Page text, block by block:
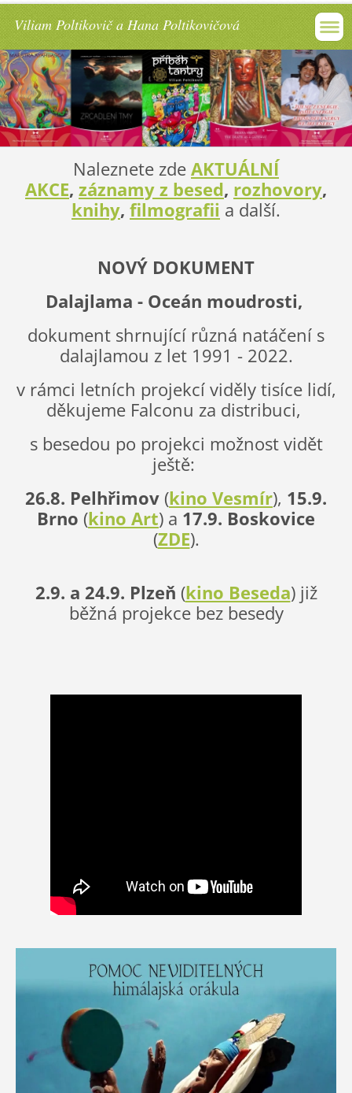
Viliam Poltikovič a Hana Poltikovičová
Naleznete zdeAKTUÁLNÍ
AKCE, záznamy z besed, rozhovory,
knihy, filmografii a další.
NOVÝ DOKUMENT
Dalajlama - Oceán moudrosti,
dokument shrnující různá natáčení s
dalajlamou z let 1991 - 2022.
v rámci letních projekcí viděly tisíce lidí,
děkujeme Falconu za distribuci,
s besedou po projekci možnost vidět
ještě:
26.8. Pelhřimov (kino Vesmír), 15.9.
Brno (kino Art) a 17.9. Boskovice
(ZDE).
2.9. a 24.9. Plzeň (kino Beseda) již
běžná projekce bez besedy